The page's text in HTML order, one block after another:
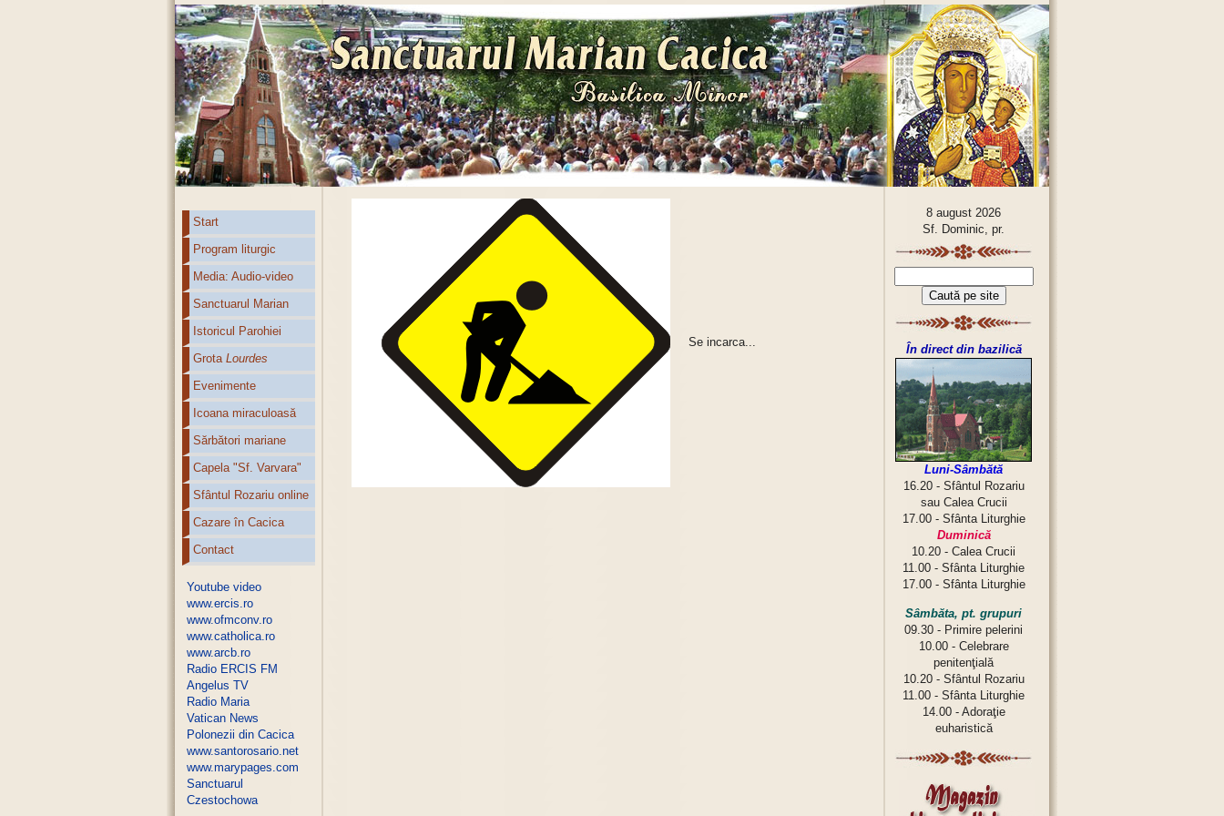
Start
Program liturgic
Media: Audio-video
Sanctuarul Marian
Istoricul Parohiei
Grota Lourdes
Evenimente
Icoana miraculoasă
Sărbători mariane
Capela "Sf. Varvara"
Sfântul Rozariu online
Cazare în Cacica
Contact
Youtube video
www.ercis.ro
www.ofmconv.ro
www.catholica.ro
www.arcb.ro
Radio ERCIS FM
Angelus TV
Radio Maria
Vatican News
Polonezii din Cacica
www.santorosario.net
www.marypages.com
Sanctuarul
Czestochowa
Se incarca...
8 august 2026
Sf. Dominic, pr.
În direct din bazilică
Luni-Sâmbătă
16.20 - Sfântul Rozariu
sau Calea Crucii
17.00 - Sfânta Liturghie
Duminică
10.20 - Calea Crucii
11.00 - Sfânta Liturghie
17.00 - Sfânta Liturghie
Sâmbăta, pt. grupuri
09.30 - Primire pelerini
10.00 - Celebrare
penitenţială
10.20 - Sfântul Rozariu
11.00 - Sfânta Liturghie
14.00 - Adoraţie
euharistică